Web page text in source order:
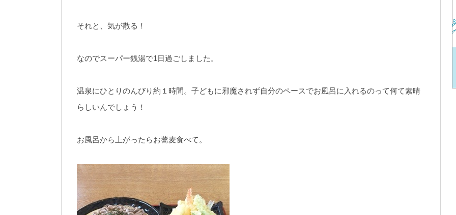
それと、気が散る！
なのでスーパー銭湯で1日過ごしました。
温泉にひとりのんびり約１時間。子どもに邪魔されず自分のペースでお風呂に入れるのって何て素晴
らしいんでしょう！
お風呂から上がったらお蕎麦食べて。